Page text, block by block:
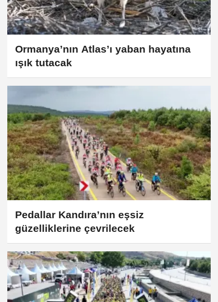
Ormanya’nın Atlas’ı yaban hayatına
ışık tutacak
Pedallar Kandıra’nın eşsiz
güzelliklerine çevrilecek